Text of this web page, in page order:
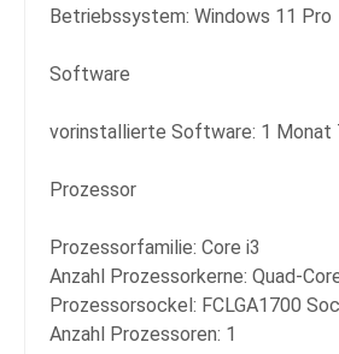
Betriebssystem: Windows 11 Pro
Software
vorinstallierte Software: 1
Prozessor
Prozessorfamilie: Core i3
Anzahl Prozessorkerne: Quad-
Prozessorsockel: FCLGA1700
Anzahl Prozessoren: 1